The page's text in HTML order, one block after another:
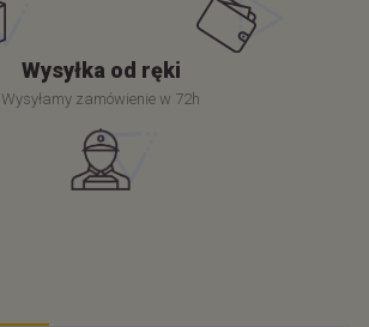
Wysyłka od ręki
Wysyłamy zamówienie w 72h